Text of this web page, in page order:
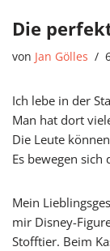
Die
von Jan Gölles
Ich lebe in der
Man hat dort
Die Leute
Es bewegen sich
Mein
mir Disney-
Stofftier. Beim